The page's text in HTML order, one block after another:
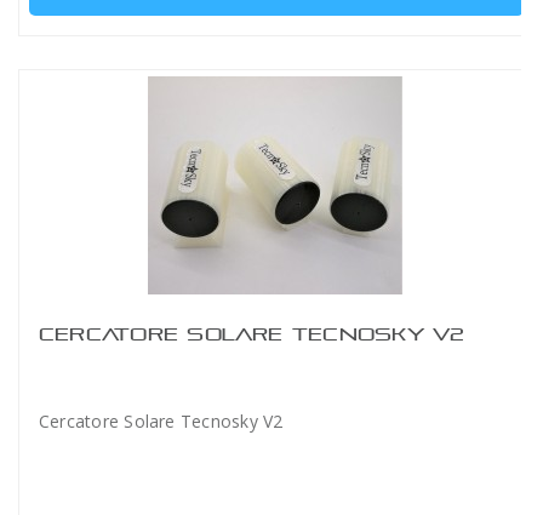
CERCATORE SOLARE TECNOSKY V2
Cercatore Solare Tecnosky V2